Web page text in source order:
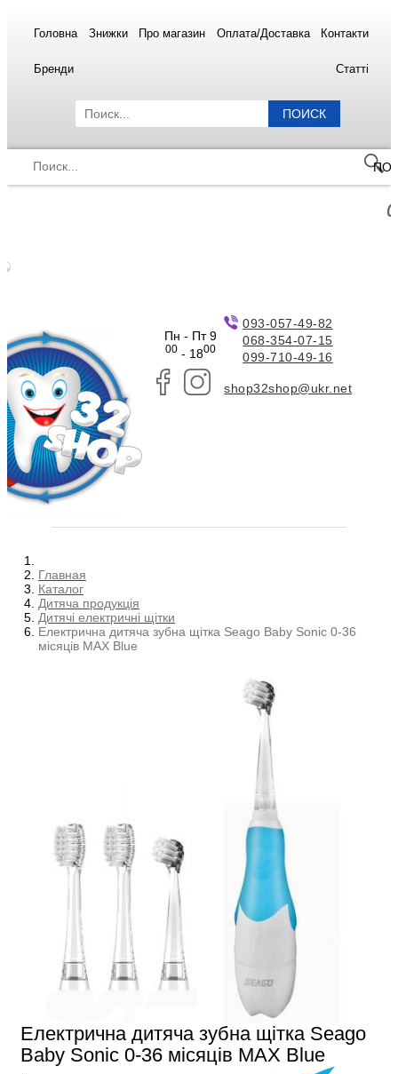
Головна Знижки Про магазин Оплата/Доставка Контакти
Бренди Статті
ПОИСК
Пн - Пт 9
00- 1800
093-057-49-82
068-354-07-15
099-710-49-16
shop32shop@ukr.net
Главная
Каталог
Дитяча продукція
Дитячі електричні щітки
Електрична дитяча зубна щітка Seago Baby Sonic 0-36
місяців MAX Blue
Електрична дитяча зубна щітка Seago
Baby Sonic 0-36 місяців MAX Blue